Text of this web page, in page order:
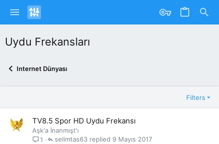
Uydu Frekansları
Internet Dünyası
Filters
TV8.5 Spor HD Uydu Frekansı
Aşk'a İnanmışt'ı
1
9 Mayıs 2017
selimtas63